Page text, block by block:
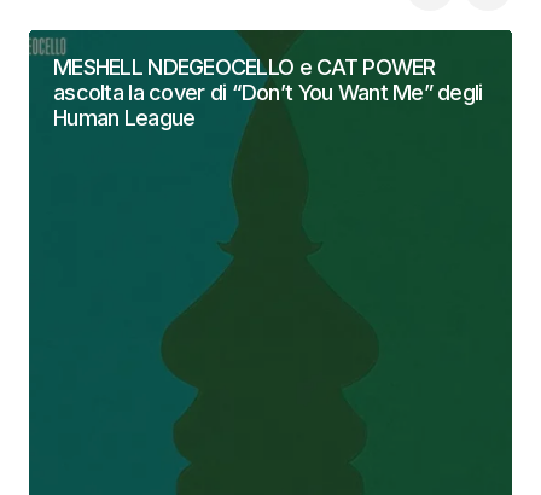
MESHELL NDEGEOCELLO e CAT POWER
ascolta la cover di “Don’t You Want Me” degli
Human League